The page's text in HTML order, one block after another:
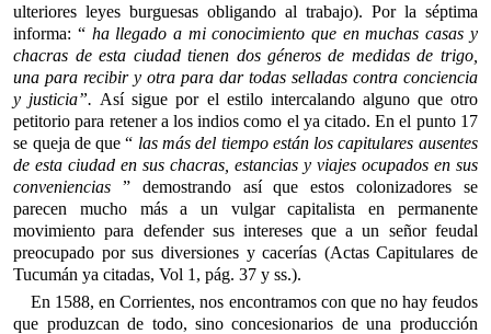
ulteriores leyes burguesas obligando al trabajo). Por la séptima
informa: “ ha llegado a mi conocimiento que en muchas casas y
chacras de esta ciudad tienen dos géneros de medidas de trigo,
una para recibir y otra para dar todas selladas contra conciencia
y justicia”. Así sigue por el estilo intercalando alguno que otro
petitorio para retener a los indios como el ya citado. En el punto 17
se queja de que “ las más del tiempo están los capitulares ausentes
de esta ciudad en sus chacras, estancias y viajes ocupados en sus
conveniencias” demostrando así que estos colonizadores se
parecen mucho más a un vulgar capitalista en permanente
movimiento para defender sus intereses que a un señor feudal
preocupado por sus diversiones y cacerías (Actas Capitulares de
Tucumán ya citadas, Vol 1, pág. 37 y ss.).
En 1588, en Corrientes, nos encontramos con que no hay feudos
que produzcan de todo, sino concesionarios de una producción